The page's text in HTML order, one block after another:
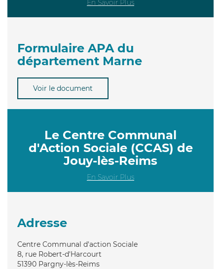
En Savoir Plus
Formulaire APA du
département Marne
Voir le document
Le Centre Communal
d'Action Sociale (CCAS) de
Jouy-lès-Reims
En Savoir Plus
Adresse
Centre Communal d'action Sociale
8, rue Robert-d'Harcourt
51390 Pargny-lès-Reims